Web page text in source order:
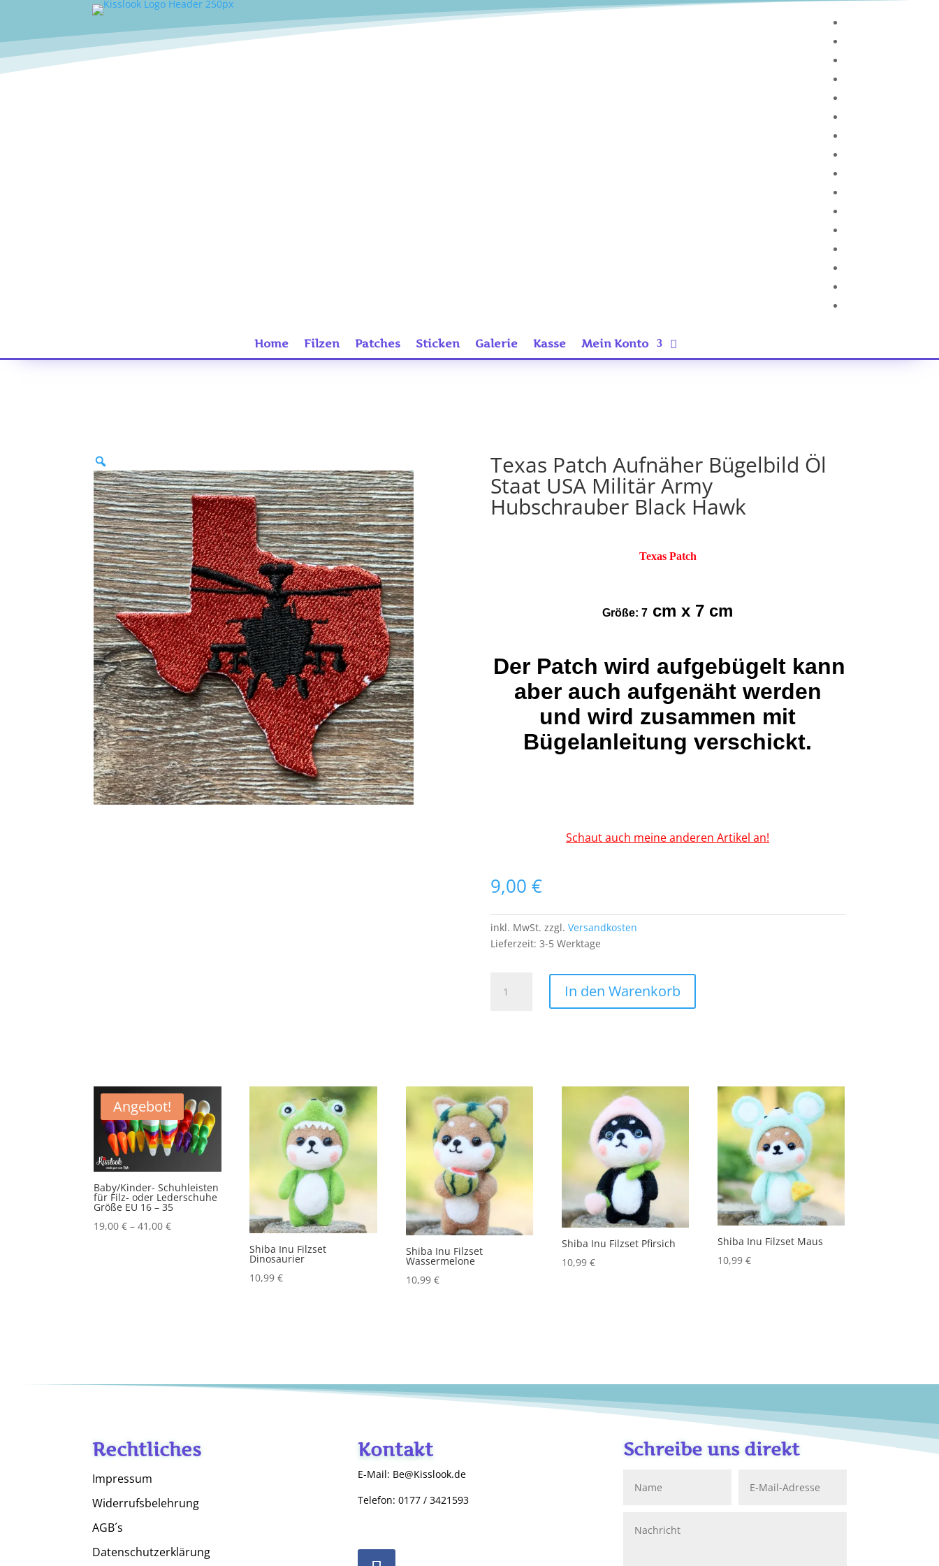
Home Filzen Patches Sticken Galerie Kasse Mein Konto
Texas Patch Aufnäher Bügelbild Öl
Staat USA Militär Army
Hubschrauber Black Hawk
Texas Patch
Größe: 7 cm x 7 cm
Der Patch wird aufgebügelt kann
aber auch aufgenäht werden
und wird zusammen mit
Bügelanleitung verschickt.
Schaut auch meine anderen Artikel an!
9,00 €
inkl. MwSt. zzgl. Versandkosten
Lieferzeit: 3-5 Werktage
Patch
Militär
Army
Hubschrauber
Black
Hawk
Menge
In den Warenkorb
Angebot!
Baby/Kinder- Schuhleisten
für Filz- oder Lederschuhe
Größe EU 16 – 35
19,00€ –41,00€
Shiba Inu Filzset
Dinosaurier
10,99€
Shiba Inu Filzset
Wassermelone
10,99 €
Shiba Inu Filzset Pfirsich
10,99 €
Shiba Inu Filzset Maus
10,99 €
Rechtliches
Impressum
Widerrufsbelehrung
AGB´s
Datenschutzerklärung
Kontakt
E-Mail: Be@Kisslook.de
Telefon: 0177 / 3421593
Schreibe uns direkt